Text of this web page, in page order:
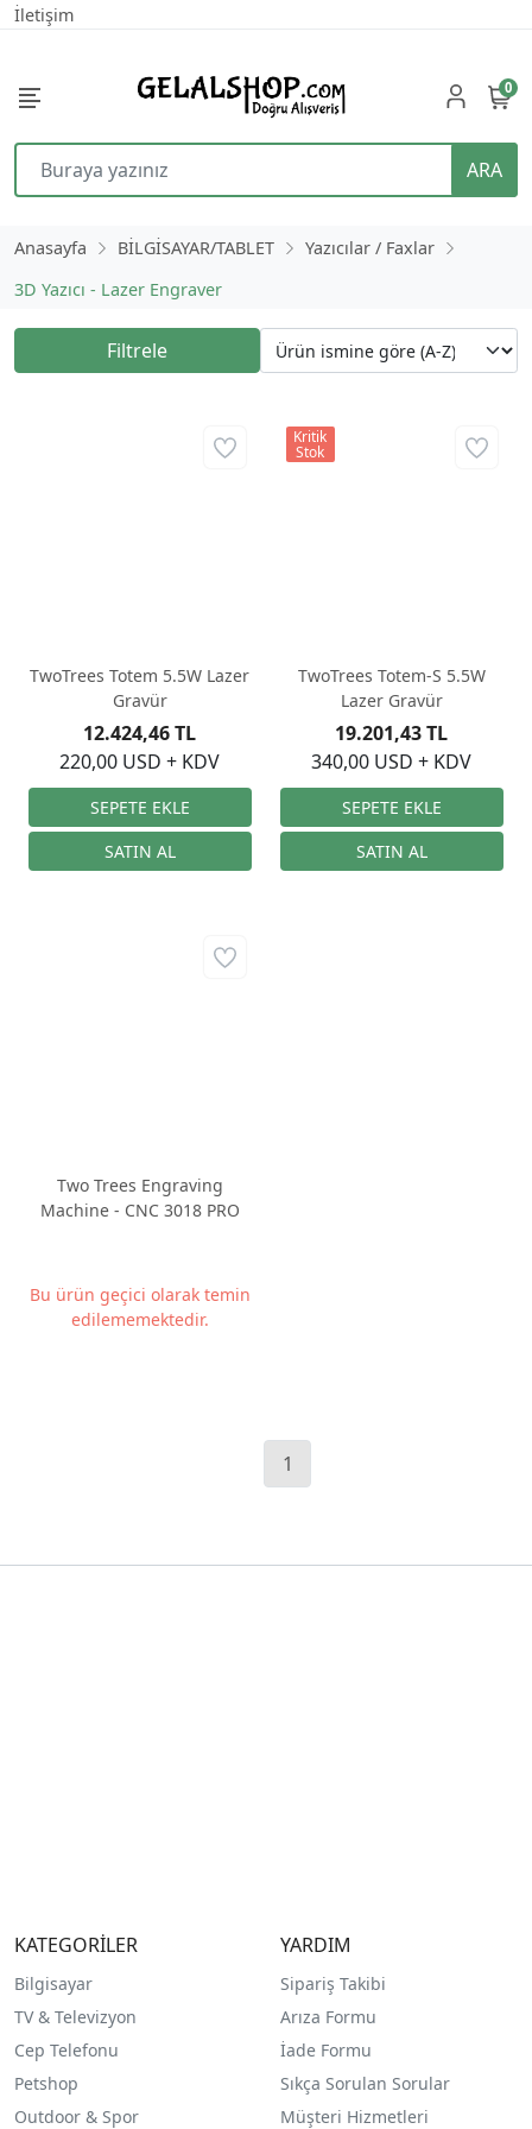
İletişim
ARA
0
Anasayfa BİLGİSAYAR/TABLET
Yazıcılar / Faxlar
3D Yazıcı - Lazer Engraver
Filtrele
TwoTrees Totem 5.5W Lazer
Gravür
220,00 USD + KDV
12.424,46 TL
TwoTrees Totem-S 5.5W
Lazer Gravür
340,00 USD + KDV
19.201,43 TL
Kritik
Stok
Two Trees Engraving
Machine - CNC 3018 PRO
Bu ürün geçici olarak temin
edilememektedir.
1
KATEGORİLER
Bilgisayar
TV & Televizyon
Cep Telefonu
Petshop
Outdoor & Spor
YARDIM
Sipariş Takibi
Arıza Formu
İade Formu
Sıkça Sorulan Sorular
Müşteri Hizmetleri